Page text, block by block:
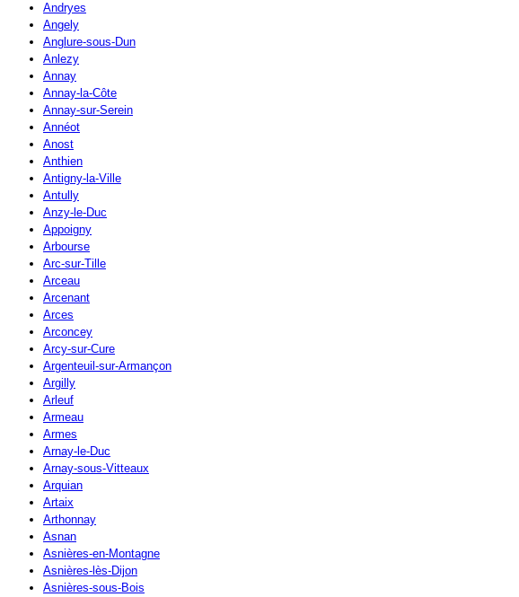
Andryes
Angely
Anglure-sous-Dun
Anlezy
Annay
Annay-la-Côte
Annay-sur-Serein
Annéot
Anost
Anthien
Antigny-la-Ville
Antully
Anzy-le-Duc
Appoigny
Arbourse
Arc-sur-Tille
Arceau
Arcenant
Arces
Arconcey
Arcy-sur-Cure
Argenteuil-sur-Armançon
Argilly
Arleuf
Armeau
Armes
Arnay-le-Duc
Arnay-sous-Vitteaux
Arquian
Artaix
Arthonnay
Asnan
Asnières-en-Montagne
Asnières-lès-Dijon
Asnières-sous-Bois